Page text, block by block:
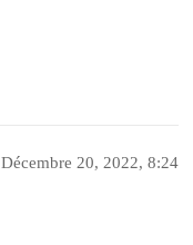
Décembre 20, 2022, 8:24